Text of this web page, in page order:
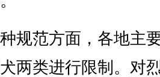
范方面，各地主
两类进行限制。对